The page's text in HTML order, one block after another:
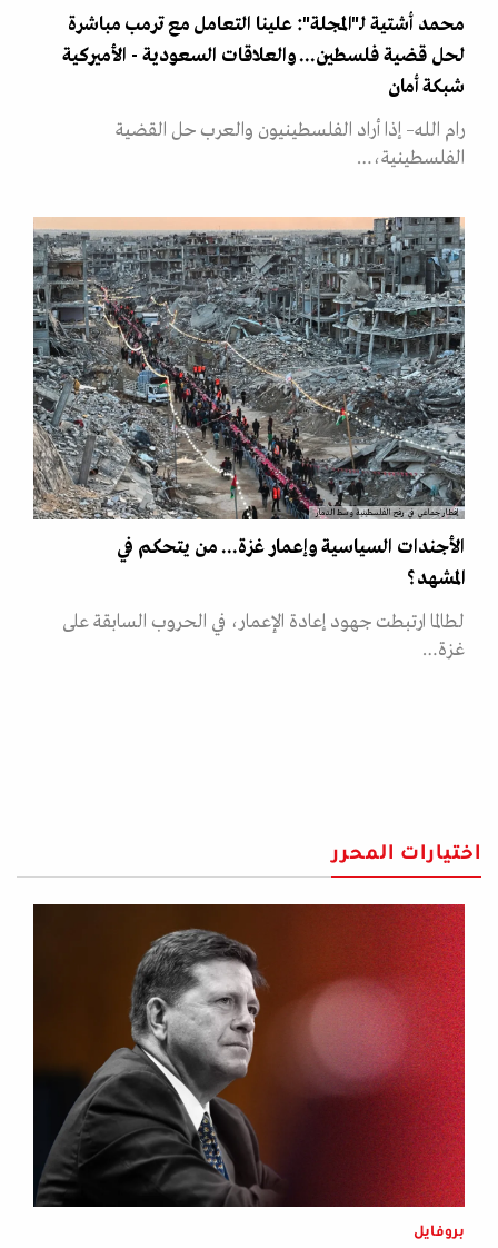
محمد أشتية لـ"المجلة": علينا التعامل مع ترمب مباشرة
لحل قضية فلسطين... والعلاقات السعودية - الأميركية
شبكة أمان
رام الله– إذا أراد الفلسطينيون والعرب حل القضية
الفلسطينية،…
إفطار جماعي في رفح الفلسطينية وسط الدمار
الأجندات السياسية وإعمار غزة... من يتحكم في
المشهد؟
لطالما ارتبطت جهود إعادة الإعمار، في الحروب السابقة على
غزة…
اختيارات المحرر
بروفايل